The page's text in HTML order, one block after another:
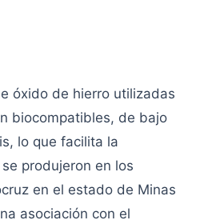
óxido de hierro utilizadas
biocompatibles, de bajo
lo que facilita la
produjeron en los
en el estado de Minas
asociación con el